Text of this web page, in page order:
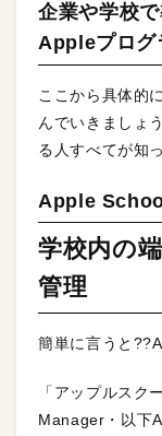
企業や学校
Appleプログ
ここから具体的
んでいきましょ
る人すべてが知
Apple
学校内の
管理
簡単に言うと
「アップルスク
Manager・以下